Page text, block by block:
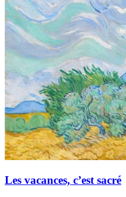
Les vacances, c’est sacré